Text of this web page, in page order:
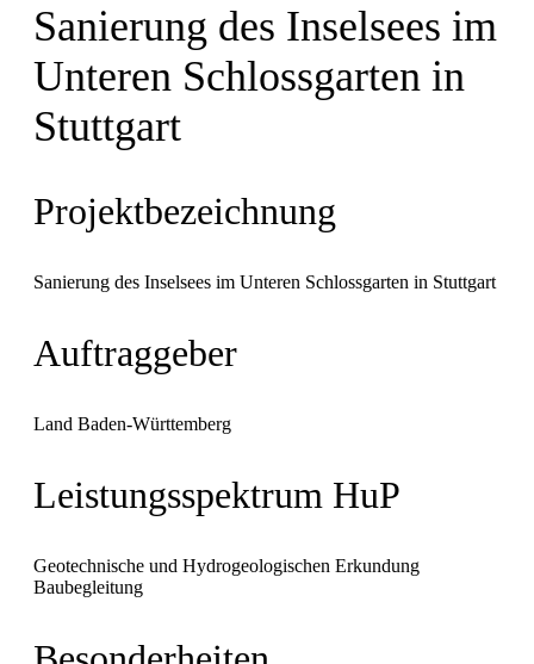
Sanierung des Inselsees im
Unteren Schlossgarten in
Stuttgart
Projektbezeichnung
Sanierung des Inselsees im Unteren Schlossgarten in Stuttgart
Auftraggeber
Land Baden-Württemberg
Leistungsspektrum HuP
Geotechnische und Hydrogeologischen Erkundung
Baubegleitung